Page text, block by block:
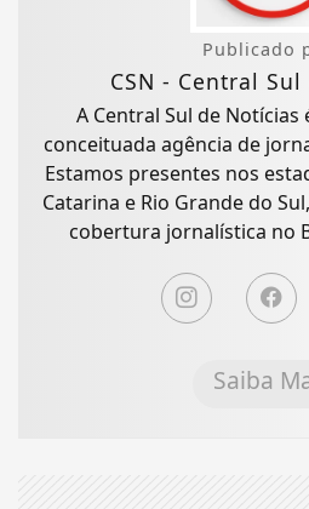
Publicado
CSN - Central
A Central Sul de
conceituada agência de jornalismo
Estamos presentes nos
Catarina e Rio Grande do
cobertura jornalística no
Saiba